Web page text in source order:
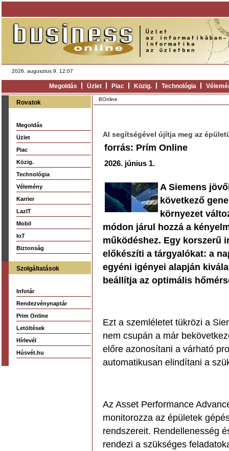
2026. augusztus 9. 12:07
Megoldás Üzlet Piac Közig. Technológia
Rovatok
Megoldás
Üzlet
Piac
Közig.
Technológia
Vélemény
Karrier
LazIT
Mobil
IoT
Biztonság
Szolgáltatások
Infotár
Rendezvénynaptár
Prim Online
Letöltések
Hírlevél
Húsvét.hu
BOnline
AI segítségével újítja meg az
forrás: Prím Online
2026. június 1.
A Siemens
következő
környezet
módon járul hozzá a
működéshez. Egy korszerű
előkészíti a tárgyalókat: a
egyéni igényei alapján
beállítja az optimális
Ezt a szemléletet tükrözi a
nem csupán a már
előre azonosítani a várható
automatikusan elindítani a
Az Asset Performance
monitorozza az épületek
rendszereit. Rendellenesség
rendezi a szükséges